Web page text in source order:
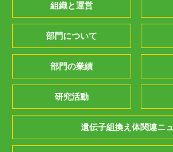
組織と運営
部門について
部門の業績
研究活動
遺伝子組換え体関連ニ